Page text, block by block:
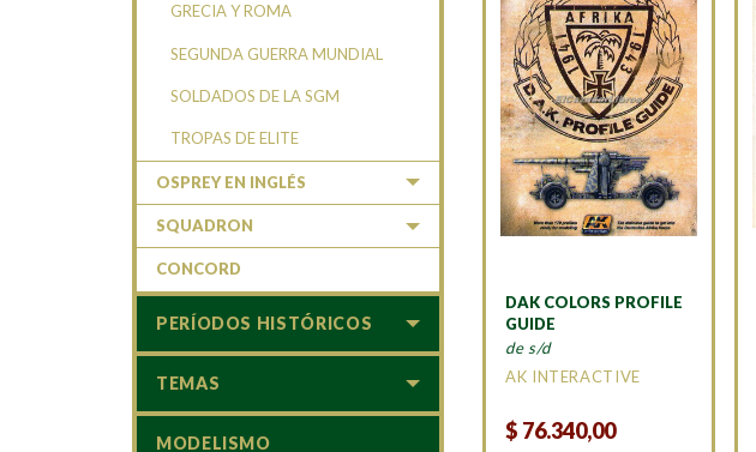
DAK COLORS PROFILE
GUIDE
de s/d
AK INTERACTIVE
$ 76.340,00
GRECIA Y ROMA
SEGUNDA GUERRA MUNDIAL
SOLDADOS DE LA SGM
TROPAS DE ELITE
OSPREY EN INGLÉS
SQUADRON
CONCORD
PERÍODOS HISTÓRICOS
TEMAS
MODELISMO